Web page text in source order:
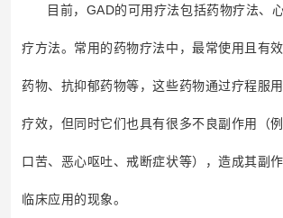
目前，GAD的可用疗法包括药物疗法、
疗方法。常用的药物疗法中，最常使用且有
药物、抗抑郁药物等，这些药物通过疗程服
疗效，但同时它们也具有很多不良副作用（
口苦、恶心呕吐、戒断症状等），造成其副
临床应用的现象。